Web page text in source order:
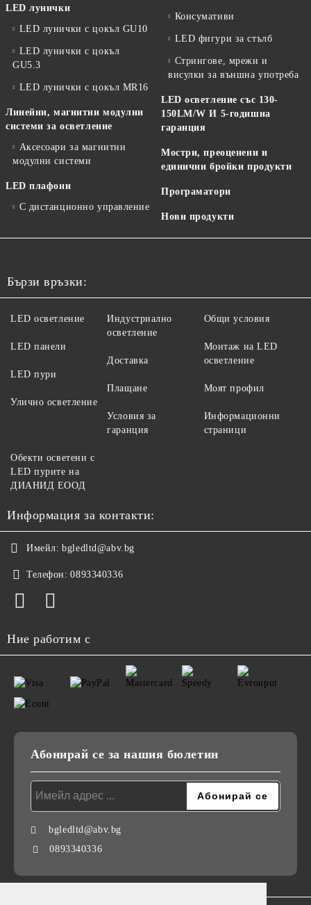
LED лунички
LED лунички с цокъл GU10
LED лунички с цокъл
GU5.3
LED лунички с цокъл MR16
Линейни, магнитни модулни
системи за осветление
Аксесоари за магнитни
модулни системи
LED плафони
С дистанционно управление
Консумативи
LED фигури за стълб
Стрингове, мрежи и
висулки за външна употреба
LED осветление със 130-
150LM/W И 5-годишна
гаранция
Мостри, преоценени и
единични бройки продукти
Програматори
Нови продукти
Бързи връзки:
LED осветление
LED панели
LED пури
Улично осветление
Индустриално
осветление
Доставка
Плащане
Условия за
гаранция
Общи условия
Монтаж на LED
осветление
Моят профил
Информационни
страници
Обекти осветени с
LED пурите на
ДИАНИД ЕООД
Информация за контакти:
Имейл: bgledltd@abv.bg
Телефон: 0893340336
Ние работим с
Абонирай се за нашия бюлетин
bgledltd@abv.bg
0893340336